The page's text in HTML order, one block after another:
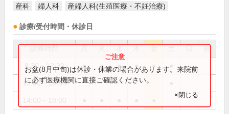
産科 婦人科 産婦人科(生殖医療・不妊治療)
診療/受付時間・休診日
祝
8:30～12:30 ● ● ● ● ●
13:30～15:30
お盆(8月中旬)は休診・休業の場合があります。来院前
に必ず医療機関に直接ご確認ください。
×閉じる